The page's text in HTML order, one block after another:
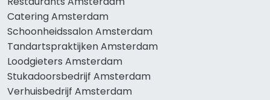
Catering Amsterdam
Schoonheidssalon Amsterdam
Tandartspraktijken Amsterdam
Loodgieters Amsterdam
Stukadoorsbedrijf Amsterdam
Verhuisbedrijf Amsterdam